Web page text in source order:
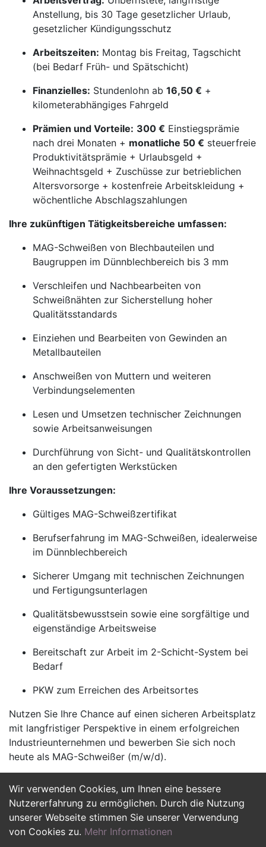
Wir verwenden Cookies, um Ihnen eine bessere
Nutzererfahrung zu ermöglichen. Durch die Nutzung
unserer Webseite stimmen Sie unserer Verwendung
von Cookies zu. Mehr Informationen
Anstellung, bis 30 Tage gesetzlicher Urlaub,
gesetzlicher Kündigungsschutz
Arbeitszeiten: Montag bis Freitag, Tagschicht
(bei Bedarf Früh- und Spätschicht)
Finanzielles: Stundenlohn ab 16,50 € +
kilometerabhängiges Fahrgeld
Prämien und Vorteile: 300 € Einstiegsprämie
nach drei Monaten + monatliche 50 € steuerfreie
Produktivitätsprämie + Urlaubsgeld +
Weihnachtsgeld + Zuschüsse zur betrieblichen
Altersvorsorge + kostenfreie Arbeitskleidung +
wöchentliche Abschlagszahlungen
Ihre zukünftigen Tätigkeitsbereiche umfassen:
MAG-Schweißen von Blechbauteilen und
Baugruppen im Dünnblechbereich bis 3 mm
Verschleifen und Nachbearbeiten von
Schweißnähten zur Sicherstellung hoher
Qualitätsstandards
Einziehen und Bearbeiten von Gewinden an
Metallbauteilen
Anschweißen von Muttern und weiteren
Verbindungselementen
Lesen und Umsetzen technischer Zeichnungen
sowie Arbeitsanweisungen
Durchführung von Sicht- und Qualitätskontrollen
an den gefertigten Werkstücken
Ihre Voraussetzungen:
Gültiges MAG-Schweißzertifikat
Berufserfahrung im MAG-Schweißen, idealerweise
im Dünnblechbereich
Sicherer Umgang mit technischen Zeichnungen
und Fertigungsunterlagen
Qualitätsbewusstsein sowie eine sorgfältige und
eigenständige Arbeitsweise
Bereitschaft zur Arbeit im 2-Schicht-System bei
Bedarf
PKW zum Erreichen des Arbeitsortes
Nutzen Sie Ihre Chance auf einen sicheren Arbeitsplatz
mit langfristiger Perspektive in einem erfolgreichen
Industrieunternehmen und bewerben Sie sich noch
heute als MAG-Schweißer (m/w/d).
Jetzt Bewerben